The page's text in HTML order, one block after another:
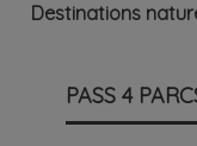
Destinations
PASS 4